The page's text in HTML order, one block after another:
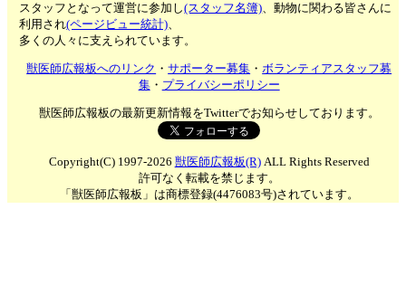
スタッフとなって運営に参加し(スタッフ名簿)、動物に関わる皆さんに
利用され(ページビュー統計)、
多くの人々に支えられています。
獣医師広報板へのリンク ・サポーター募集 ・ボランティアスタッフ募
集・ プライバシーポリシー
獣医師広報板の最新更新情報をTwitterでお知らせしております。
Copyright(C) 1997-2026 獣医師広報板(R)ALL Rights Reserved
許可なく転載を禁じます。
「獣医師広報板」は商標登録(4476083号)されています。